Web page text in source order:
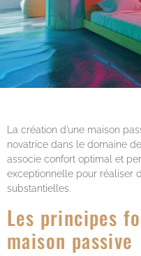
La création d’une maison
novatrice dans le domaine
associe confort optimal et
exceptionnelle pour réaliser
substantielles.
Les principes
maison passive